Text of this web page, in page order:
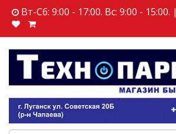
Вт-Сб: 9:00 - 17:00. Вс: 9:00 - 15:00. |